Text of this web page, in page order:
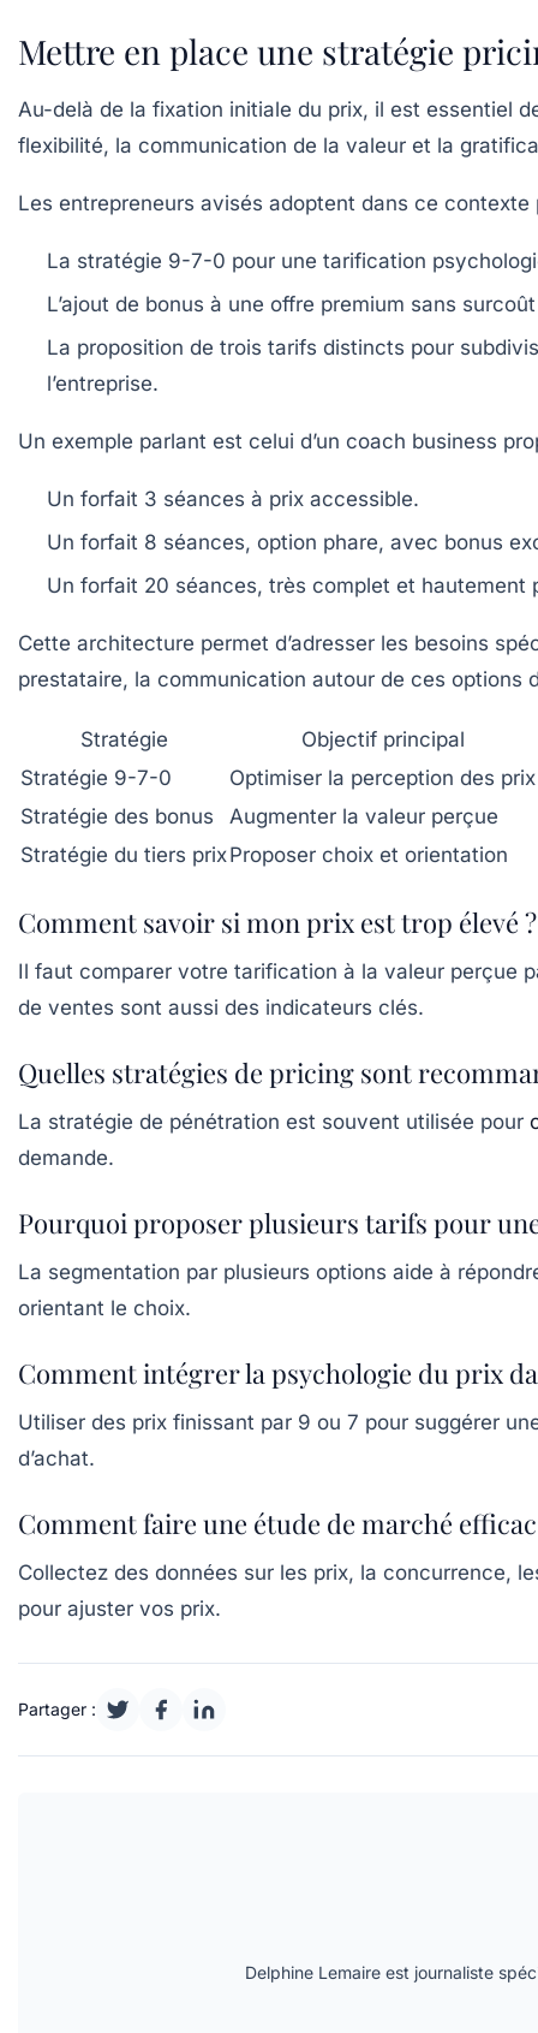
Mettre en place une stratégie
Au-delà de la fixation initiale du prix, il est essentiel
flexibilité, la communication de la valeur et la
Les entrepreneurs avisés adoptent dans ce
La stratégie 9-7-0 pour une tarification
L’ajout de bonus à une offre premium sans
La proposition de trois tarifs distincts pour
l’entreprise.
Un exemple parlant est celui d’un coach business
Un forfait 3 séances à prix accessible.
Un forfait 8 séances, option phare, avec bonus
Un forfait 20 séances, très complet et hautement
Cette architecture permet d’adresser les besoins
prestataire, la communication autour de ces options
Stratégie
Objectif principal
Stratégie 9-7-0
Optimiser la perception des prix
Stratégie des bonus
Augmenter la valeur perçue
Stratégie du tiers prixProposer choix et orientation
Comment savoir si mon prix est trop élevé ?
Il faut comparer votre tarification à la valeur perçue
de ventes sont aussi des indicateurs clés.
Quelles stratégies de pricing sont
La stratégie de pénétration est souvent utilisée pour
demande.
Pourquoi proposer plusieurs tarifs pour
La segmentation par plusieurs options aide à
orientant le choix.
Comment intégrer la psychologie du prix
Utiliser des prix finissant par 9 ou 7 pour suggérer
d’achat.
Comment faire une étude de marché
Collectez des données sur les prix, la concurrence,
pour ajuster vos prix.
Partager :
Delphine Lemaire est journaliste